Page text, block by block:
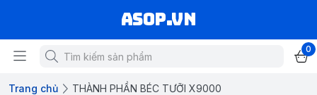
asop.vn
0
Trang chủ THÀNH PHẦN BÉC TƯỠI X9000